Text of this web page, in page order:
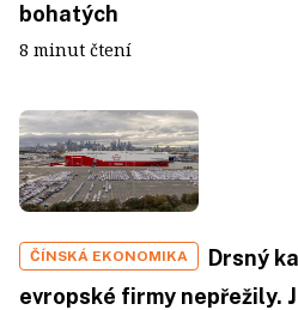
bohatých
8 minut čtení
ČÍNSKÁ EKONOMIKA
Drsný
evropské firmy nepřežily.